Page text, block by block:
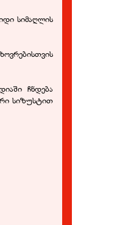
სიმაღლის
ჩნდება
სიზუსტით